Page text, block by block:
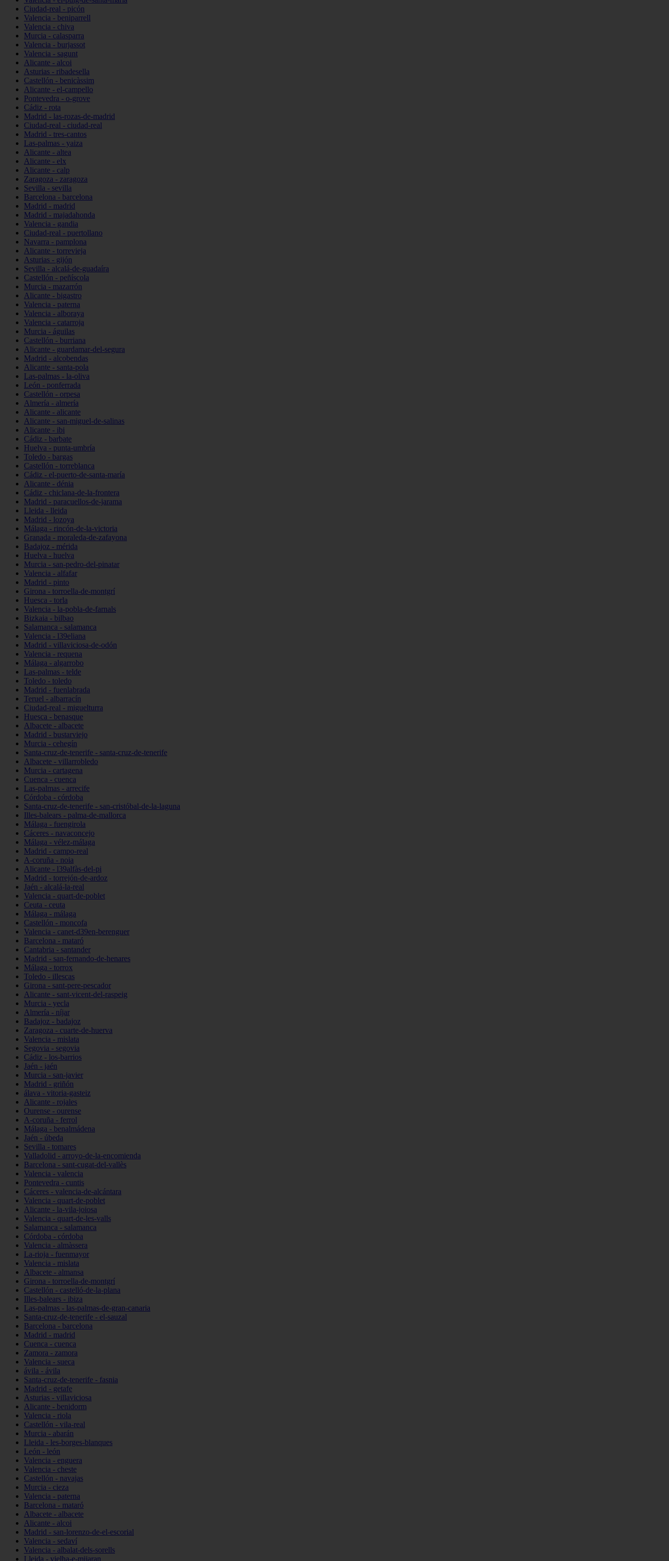
Ciudad-real - picón
Valencia - beniparrell
Valencia - chiva
Murcia - calasparra
Valencia - burjassot
Valencia - sagunt
Alicante - alcoi
Asturias - ribadesella
Castellón - benicàssim
Alicante - el-campello
Pontevedra - o-grove
Cádiz - rota
Madrid - las-rozas-de-madrid
Ciudad-real - ciudad-real
Madrid - tres-cantos
Las-palmas - yaiza
Alicante - altea
Alicante - elx
Alicante - calp
Zaragoza - zaragoza
Sevilla - sevilla
Barcelona - barcelona
Madrid - madrid
Madrid - majadahonda
Valencia - gandia
Ciudad-real - puertollano
Navarra - pamplona
Alicante - torrevieja
Asturias - gijón
Sevilla - alcalá-de-guadaíra
Castellón - peñíscola
Murcia - mazarrón
Alicante - bigastro
Valencia - paterna
Valencia - alboraya
Valencia - catarroja
Murcia - águilas
Castellón - burriana
Alicante - guardamar-del-segura
Madrid - alcobendas
Alicante - santa-pola
Las-palmas - la-oliva
León - ponferrada
Castellón - orpesa
Almería - almería
Alicante - alicante
Alicante - san-miguel-de-salinas
Alicante - ibi
Cádiz - barbate
Huelva - punta-umbría
Toledo - bargas
Castellón - torreblanca
Cádiz - el-puerto-de-santa-maría
Alicante - dénia
Cádiz - chiclana-de-la-frontera
Madrid - paracuellos-de-jarama
Lleida - lleida
Madrid - lozoya
Málaga - rincón-de-la-victoria
Granada - moraleda-de-zafayona
Badajoz - mérida
Huelva - huelva
Murcia - san-pedro-del-pinatar
Valencia - alfafar
Madrid - pinto
Girona - torroella-de-montgrí
Huesca - torla
Valencia - la-pobla-de-farnals
Bizkaia - bilbao
Salamanca - salamanca
Valencia - l39eliana
Madrid - villaviciosa-de-odón
Valencia - requena
Málaga - algarrobo
Las-palmas - telde
Toledo - toledo
Madrid - fuenlabrada
Teruel - albarracín
Ciudad-real - miguelturra
Huesca - benasque
Albacete - albacete
Madrid - bustarviejo
Murcia - cehegín
Santa-cruz-de-tenerife - santa-cruz-de-tenerife
Albacete - villarrobledo
Murcia - cartagena
Cuenca - cuenca
Las-palmas - arrecife
Córdoba - córdoba
Santa-cruz-de-tenerife - san-cristóbal-de-la-laguna
Illes-balears - palma-de-mallorca
Málaga - fuengirola
Cáceres - navaconcejo
Málaga - vélez-málaga
Madrid - campo-real
A-coruña - noia
Alicante - l39alfàs-del-pi
Madrid - torrejón-de-ardoz
Jaén - alcalá-la-real
Valencia - quart-de-poblet
Ceuta - ceuta
Málaga - málaga
Castellón - moncofa
Valencia - canet-d39en-berenguer
Barcelona - mataró
Cantabria - santander
Madrid - san-fernando-de-henares
Málaga - torrox
Toledo - illescas
Girona - sant-pere-pescador
Alicante - sant-vicent-del-raspeig
Murcia - yecla
Almería - níjar
Badajoz - badajoz
Zaragoza - cuarte-de-huerva
Valencia - mislata
Segovia - segovia
Cádiz - los-barrios
Jaén - jaén
Murcia - san-javier
Madrid - griñón
álava - vitoria-gasteiz
Alicante - rojales
Ourense - ourense
A-coruña - ferrol
Málaga - benalmádena
Jaén - úbeda
Sevilla - tomares
Valladolid - arroyo-de-la-encomienda
Barcelona - sant-cugat-del-vallès
Valencia - valencia
Pontevedra - cuntis
Cáceres - valencia-de-alcántara
Valencia - quart-de-poblet
Alicante - la-vila-joiosa
Valencia - quart-de-les-valls
Salamanca - salamanca
Córdoba - córdoba
Valencia - almàssera
La-rioja - fuenmayor
Valencia - mislata
Albacete - almansa
Girona - torroella-de-montgrí
Castellón - castelló-de-la-plana
Illes-balears - ibiza
Las-palmas - las-palmas-de-gran-canaria
Santa-cruz-de-tenerife - el-sauzal
Barcelona - barcelona
Madrid - madrid
Cuenca - cuenca
Zamora - zamora
Valencia - sueca
ávila - ávila
Santa-cruz-de-tenerife - fasnia
Madrid - getafe
Asturias - villaviciosa
Alicante - benidorm
Valencia - riola
Castellón - vila-real
Murcia - abarán
Lleida - les-borges-blanques
León - león
Valencia - enguera
Valencia - cheste
Castellón - navajas
Murcia - cieza
Valencia - paterna
Barcelona - mataró
Albacete - albacete
Alicante - alcoi
Madrid - san-lorenzo-de-el-escorial
Valencia - sedaví
Valencia - albalat-dels-sorells
Lleida - vielha-e-mijaran